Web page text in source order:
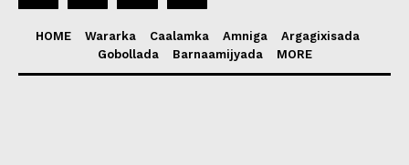
HOME Wararka Caalamka Amniga
Argagixisada
Gobollada
Barnaamijyada MORE